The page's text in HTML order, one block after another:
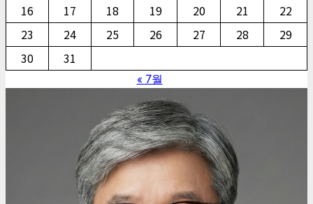
16
17 18 19 20 21
22
23
24 25 26 27 28
29
30
31
« 7월